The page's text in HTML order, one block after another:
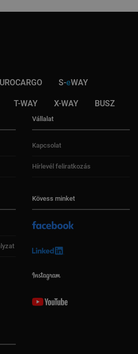
S-eWAY
T-WAY X-WAY BUSZ
Vállalat
Kapcsolat
Hírlevél feliratkozás
Kövess minket